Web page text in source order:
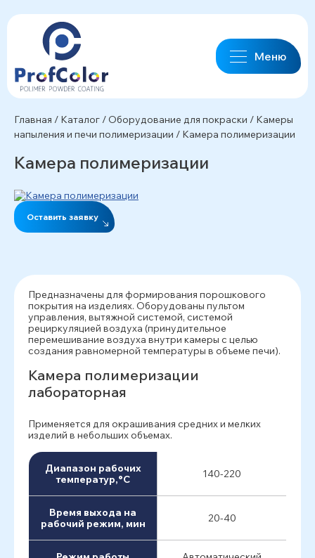
Меню
Главная / Каталог / Оборудование для покраски / Камеры
напыления и печи полимеризации / Камера полимеризации
Камера полимеризации
Оставить заявку
Предназначены для формирования порошкового
покрытия на изделиях. Оборудованы пультом
управления, вытяжной системой, системой
рециркуляцией воздуха (принудительное
перемешивание воздуха внутри камеры с целью
создания равномерной температуры в объеме печи).
Камера полимеризации
лабораторная
Применяется для окрашивания средних и мелких
изделий в небольших объемах.
Диапазон рабочих
температур,°С
140-220
Время выхода на
рабочий режим, мин
20-40